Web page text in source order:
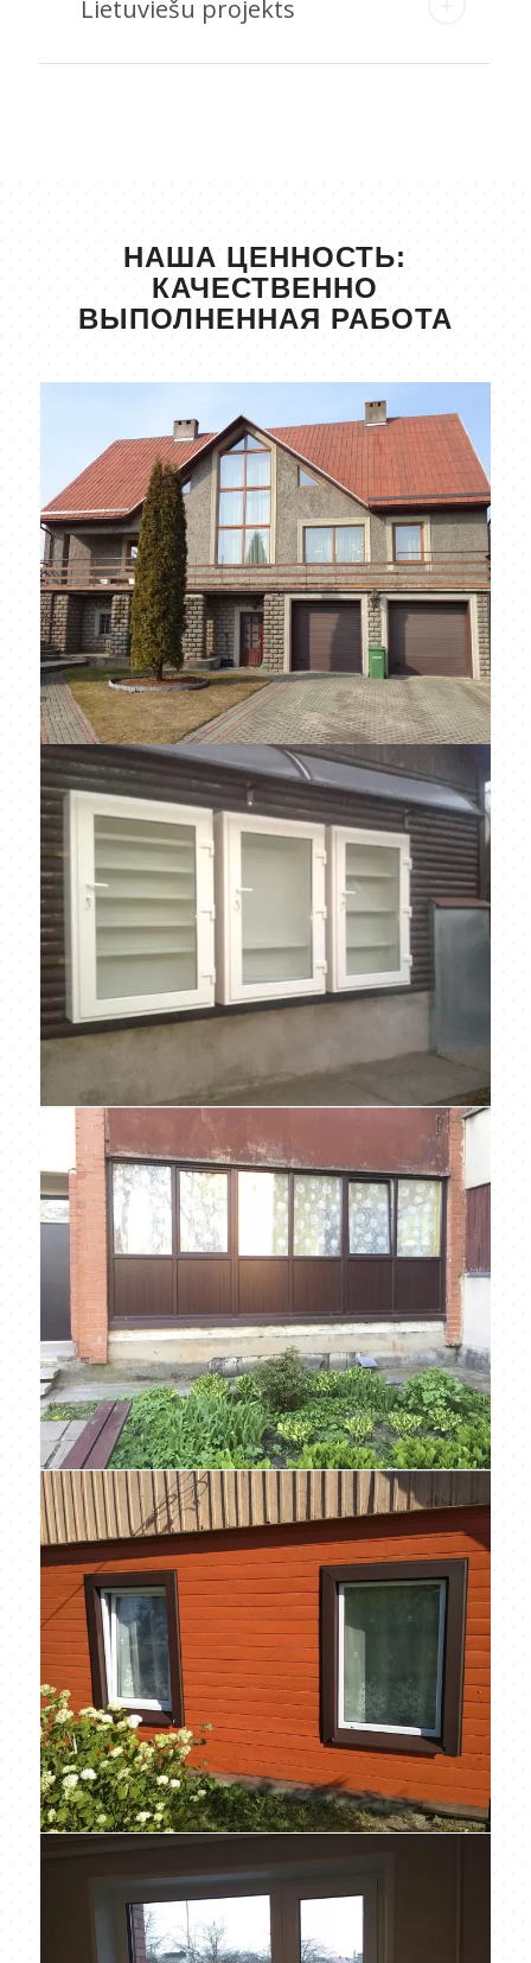
Lietuviešu projekts
НАША ЦЕННОСТЬ:
КАЧЕСТВЕННО
ВЫПОЛНЕННАЯ РАБОТА